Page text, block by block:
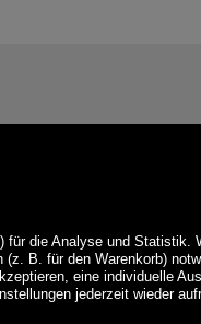
die Analyse und
B. für den Warenkorb)
eine individuelle
jederzeit wieder